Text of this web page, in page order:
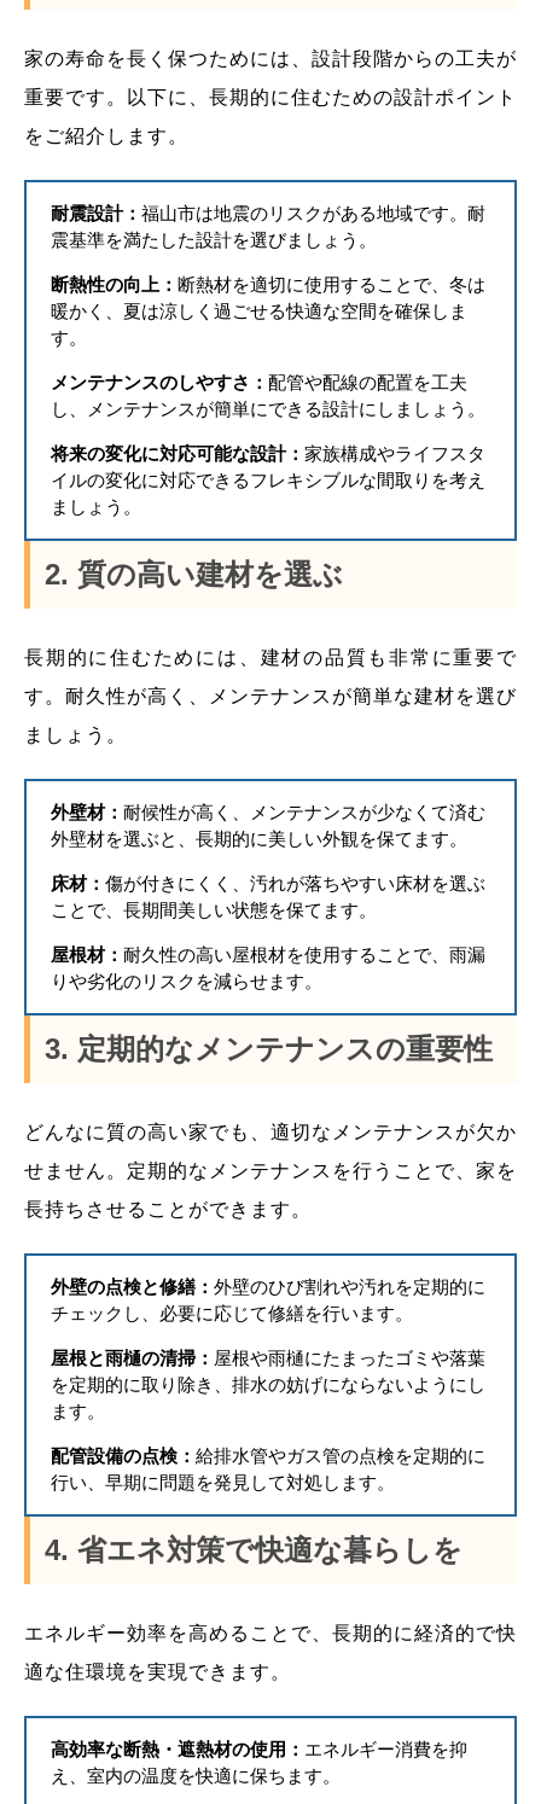
家の寿命を長く保つためには、設計段階からの工夫が
重要です。以下に、長期的に住むための設計ポイント
をご紹介します。
耐震設計： 福山市は地震のリスクがある地域です。耐
震基準を満たした設計を選びましょう。
断熱性の向上： 断熱材を適切に使用することで、冬は
暖かく、夏は涼しく過ごせる快適な空間を確保しま
す。
メンテナンスのしやすさ： 配管や配線の配置を工夫
し、メンテナンスが簡単にできる設計にしましょう。
将来の変化に対応可能な設計： 家族構成やライフスタ
イルの変化に対応できるフレキシブルな間取りを考え
ましょう。
2. 質の高い建材を選ぶ
長期的に住むためには、建材の品質も非常に重要で
す。耐久性が高く、メンテナンスが簡単な建材を選び
ましょう。
外壁材： 耐候性が高く、メンテナンスが少なくて済む
外壁材を選ぶと、長期的に美しい外観を保てます。
床材： 傷が付きにくく、汚れが落ちやすい床材を選ぶ
ことで、長期間美しい状態を保てます。
屋根材： 耐久性の高い屋根材を使用することで、雨漏
りや劣化のリスクを減らせます。
3. 定期的なメンテナンスの重要性
どんなに質の高い家でも、適切なメンテナンスが欠か
せません。定期的なメンテナンスを行うことで、家を
長持ちさせることができます。
外壁の点検と修繕： 外壁のひび割れや汚れを定期的に
チェックし、必要に応じて修繕を行います。
屋根と雨樋の清掃： 屋根や雨樋にたまったゴミや落葉
を定期的に取り除き、排水の妨げにならないようにし
ます。
配管設備の点検： 給排水管やガス管の点検を定期的に
行い、早期に問題を発見して対処します。
4. 省エネ対策で快適な暮らしを
エネルギー効率を高めることで、長期的に経済的で快
適な住環境を実現できます。
高効率な断熱・遮熱材の使用： エネルギー消費を抑
え、室内の温度を快適に保ちます。